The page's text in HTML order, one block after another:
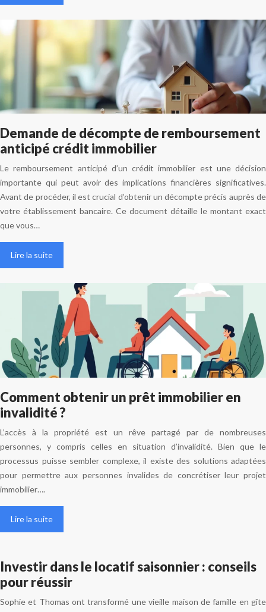
Demande de décompte de remboursement
anticipé crédit immobilier
Le remboursement anticipé d’un crédit immobilier est une décision
importante qui peut avoir des implications financières significatives.
Avant de procéder, il est crucial d’obtenir un décompte précis auprès de
votre établissement bancaire. Ce document détaille le montant exact
que vous…
Lire la suite
Comment obtenir un prêt immobilier en
invalidité ?
L’accès à la propriété est un rêve partagé par de nombreuses
personnes, y compris celles en situation d’invalidité. Bien que le
processus puisse sembler complexe, il existe des solutions adaptées
pour permettre aux personnes invalides de concrétiser leur projet
immobilier….
Lire la suite
Investir dans le locatif saisonnier : conseils
pour réussir
Sophie et Thomas ont transformé une vieille maison de famille en gîte